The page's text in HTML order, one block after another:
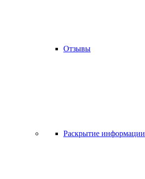
Отзывы
Раскрытие информации